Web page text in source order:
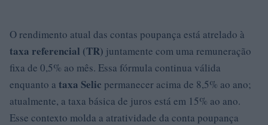
O rendimento atual das contas poupança está atrelado à
taxa referencial (TR) juntamente com uma remuneração
fixa de 0,5% ao mês. Essa fórmula continua válida
enquanto a taxa Selic permanecer acima de 8,5% ao ano;
atualmente, a taxa básica de juros está em 15% ao ano.
Esse contexto molda a atratividade da conta poupança